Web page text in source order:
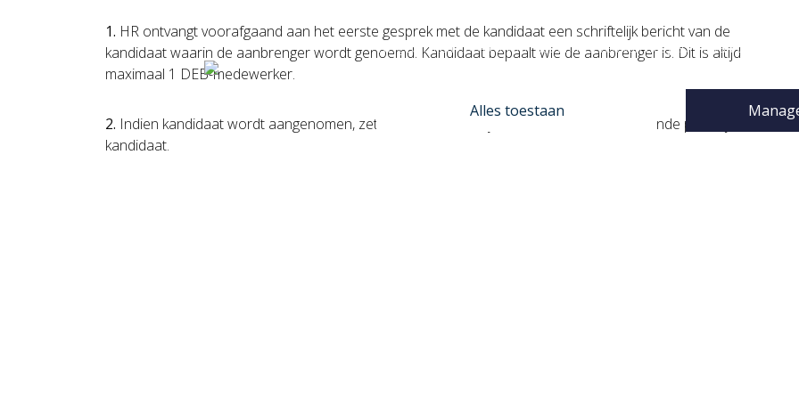
We gebruiken cookies voor het analyseren van het gebruik van onze
gebruiksgemak te verbeteren.
Alles toestaan
1. HR ontvangt voorafgaand aan het eerste gesprek met de kandidaat een schriftelijk bericht van de
kandidaat waarin de aanbrenger wordt genoemd. Kandidaat bepaalt wie de aanbrenger is. Dit is altijd
maximaal 1 DEB-medewerker.
2. Indien kandidaat wordt aangenomen, zet HR-reminder in systeem ten behoeve van einde proeftijd
kandidaat.